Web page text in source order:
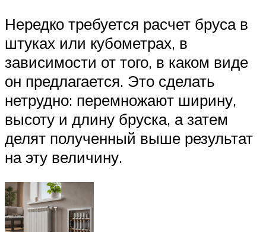
Нередко требуется расчет бруса в
штуках или кубометрах, в
зависимости от того, в каком виде
он предлагается. Это сделать
нетрудно: перемножают ширину,
высоту и длину бруска, а затем
делят полученный выше результат
на эту величину.